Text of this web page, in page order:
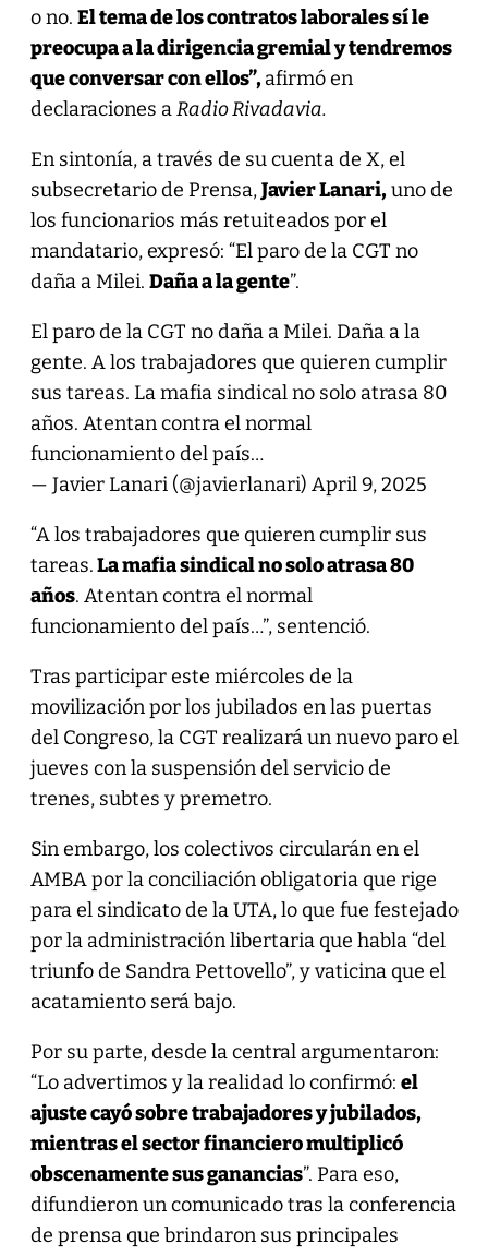
o no. El tema de los contratos laborales sí le
preocupa a la dirigencia gremial y tendremos
que conversar con ellos”,afirmó en
declaraciones aRadio Rivadavia.
En sintonía, a través de su cuenta de X, el
subsecretario de Prensa,Javier Lanari,uno de
los funcionarios más retuiteados por el
mandatario, expresó: “El paro de la CGT no
daña a Milei. Daña a la gente”.
El paro de la CGT no daña a Milei. Daña a la
gente. A los trabajadores que quieren cumplir
sus tareas. La mafia sindical no solo atrasa 80
años. Atentan contra el normal
funcionamiento del país…
— Javier Lanari (@javierlanari) April 9, 2025
“A los trabajadores que quieren cumplir sus
tareas.La mafia sindical no solo atrasa 80
años. Atentan contra el normal
funcionamiento del país…”, sentenció.
Tras participar este miércoles de la
movilización por los jubilados en las puertas
del Congreso, la CGT realizará un nuevo paro el
jueves con la suspensión del servicio de
trenes, subtes y premetro.
Sin embargo, los colectivos circularán en el
AMBA por la conciliación obligatoria que rige
para el sindicato de la UTA, lo que fue festejado
por la administración libertaria que habla “del
triunfo de Sandra Pettovello”, y vaticina que el
acatamiento será bajo.
Por su parte, desde la central argumentaron:
“Lo advertimos y la realidad lo confirmó: el
ajuste cayó sobre trabajadores y jubilados,
mientras el sector financiero multiplicó
obscenamente sus ganancias”. Para eso,
difundieron un comunicado tras la conferencia
de prensa que brindaron sus principales